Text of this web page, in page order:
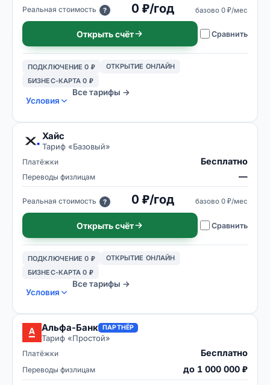
Реальная стоимость ? 0 ₽/год базово 0 ₽/мес
Открыть счёт Сравнить
ПОДКЛЮЧЕНИЕ 0 ₽
ОТКРЫТИЕ ОНЛАЙН
БИЗНЕС-КАРТА 0 ₽
Условия
Все тарифы →
Хайс
Тариф «Базовый»
Платёжки Бесплатно
Переводы физлицам —
Реальная стоимость ? 0 ₽/год базово 0 ₽/мес
Открыть счёт Сравнить
ПОДКЛЮЧЕНИЕ 0 ₽
ОТКРЫТИЕ ОНЛАЙН
БИЗНЕС-КАРТА 0 ₽
Условия
Все тарифы →
Альфа-Банк ПАРТНЁР
Тариф «Простой»
Платёжки Бесплатно
Переводы физлицам до 1 000 000 ₽